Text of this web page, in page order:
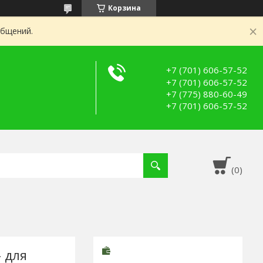
Корзина
+7 (701) 606-57-52
+7 (701) 606-57-52
+7 (775) 880-60-49
+7 (701) 606-57-52